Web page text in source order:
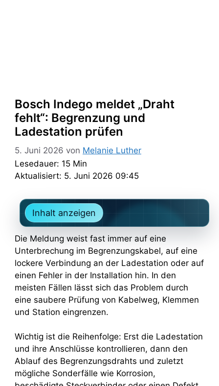
Bosch Indego meldet „Draht
fehlt“: Begrenzung und
Ladestation prüfen
5. Juni 2026 von Melanie Luther
Lesedauer: 15 Min
Aktualisiert: 5. Juni 2026 09:45
Inhalt anzeigen
Die Meldung weist fast immer auf eine
Unterbrechung im Begrenzungskabel, auf eine
lockere Verbindung an der Ladestation oder auf
einen Fehler in der Installation hin. In den
meisten Fällen lässt sich das Problem durch
eine saubere Prüfung von Kabelweg, Klemmen
und Station eingrenzen.
Wichtig ist die Reihenfolge: Erst die Ladestation
und ihre Anschlüsse kontrollieren, dann den
Ablauf des Begrenzungsdrahts und zuletzt
mögliche Sonderfälle wie Korrosion,